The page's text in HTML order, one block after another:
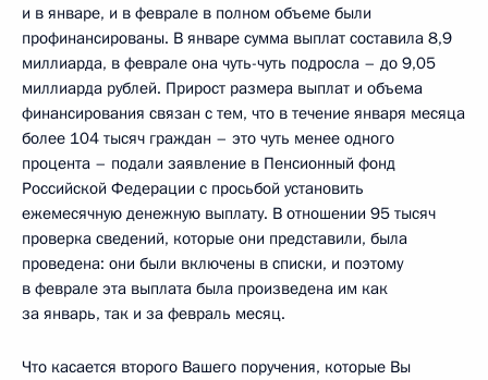
и в январе, и в феврале в полном объеме были
профинансированы. В январе сумма выплат составила 8,9
миллиарда, в феврале она чуть-чуть подросла – до 9,05
миллиарда рублей. Прирост размера выплат и объема
финансирования связан с тем, что в течение января месяца
более 104 тысяч граждан – это чуть менее одного
процента – подали заявление в Пенсионный фонд
Российской Федерации с просьбой установить
ежемесячную денежную выплату. В отношении 95 тысяч
проверка сведений, которые они представили, была
проведена: они были включены в списки, и поэтому
в феврале эта выплата была произведена им как
за январь, так и за февраль месяц.
Что касается второго Вашего поручения, которые Вы